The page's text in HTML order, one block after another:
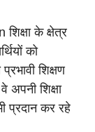
के क्षेत्र
को
शिक्षण
अपनी शिक्षा
प्रदान कर रहे